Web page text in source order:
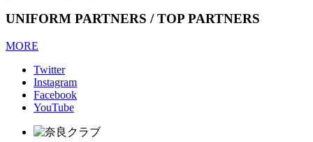
UNIFORM PARTNERS / TOP PARTNERS
MORE
Twitter
Instagram
Facebook
YouTube